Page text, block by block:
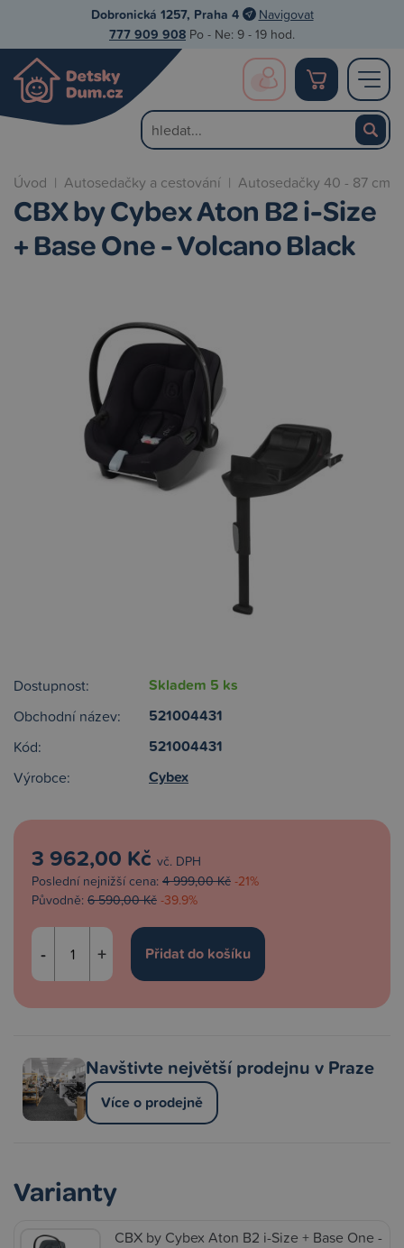
Dobronická 1257, Praha 4 Navigovat
777 909 908 Po - Ne: 9 - 19 hod.
Úvod | Autosedačky a cestování | Autosedačky 40 - 87 cm
CBX by Cybex Aton B2 i-Size
+ Base One - Volcano Black
Dostupnost: Skladem 5 ks
Obchodní název: 521004431
Kód: 521004431
Výrobce: Cybex
3 962,00 Kč vč. DPH
Poslední nejnižší cena: 4 999,00 Kč -21%
Původně: 6 590,00 Kč -39.9%
- +
Navštivte největší prodejnu v Praze
Více o prodejně
Varianty
CBX by Cybex Aton B2 i-Size + Base One -